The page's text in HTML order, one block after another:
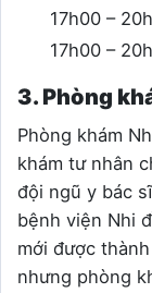
17h00 –
17h00 –
3. Phòng
Phòng khám
khám tư nhân
đội ngũ y bác
bệnh viện Nhi
mới được
nhưng phòng